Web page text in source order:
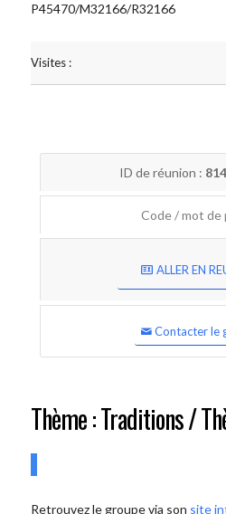
P45470/M32166/R32166
Visites :
ID de réunion :
Code / mot de
ALLER EN
Contacter le
Thème : Traditions /
Retrouvez le groupe via son site